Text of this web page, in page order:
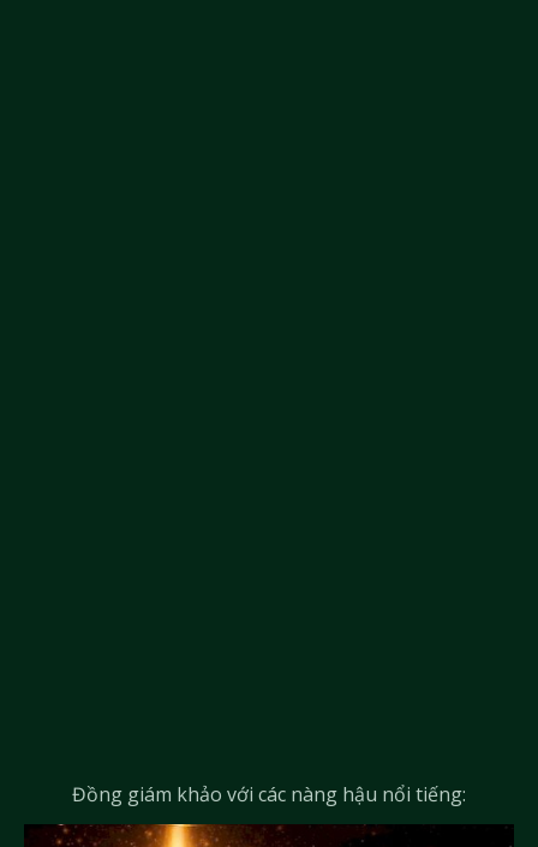
Đồng giám khảo với các nàng hậu nổi tiếng: